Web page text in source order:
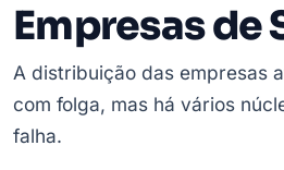
Empresas de
A distribuição das empresas
com folga, mas há vários
falha.